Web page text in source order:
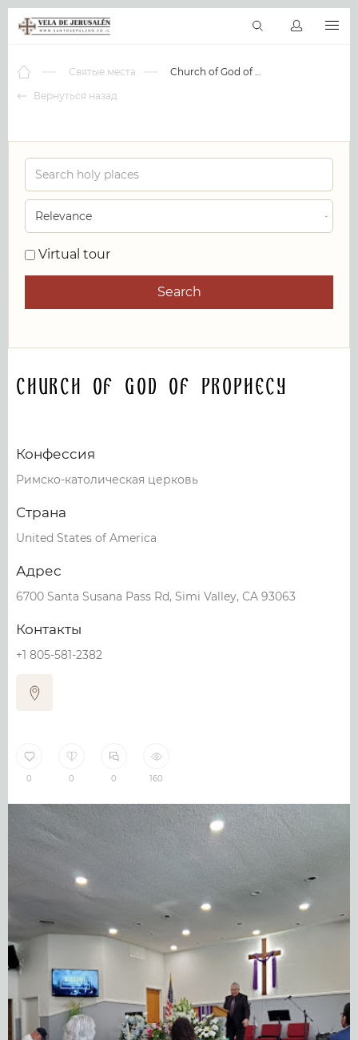
Виртуальные туры
RU
Вернуться назад
Святые места Church of God of Prophecy
Virtual tour
Search
Church of God of Prophecy
Конфессия
Римско-католическая церковь
Страна
United States of America
Адрес
6700 Santa Susana Pass Rd, Simi Valley, CA 93063
Контакты
+1 805-581-2382
0 0 0 160